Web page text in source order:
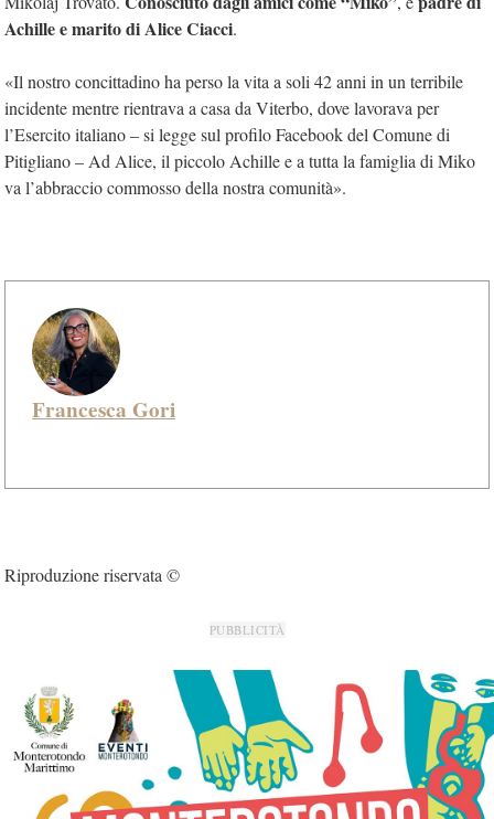
Achille e marito di Alice Ciacci.
«Il nostro concittadino ha perso la vita a soli 42 anni in un terribile
incidente mentre rientrava a casa da Viterbo, dove lavorava per
l’Esercito italiano – si legge sul profilo Facebook del Comune di
Pitigliano – Ad Alice, il piccolo Achille e a tutta la famiglia di Miko
va l’abbraccio commosso della nostra comunità».
Francesca Gori
Riproduzione riservata ©
PUBBLICITÀ